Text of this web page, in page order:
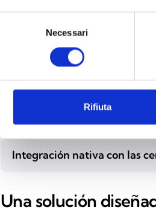
Necessari
Rifiuta
Posibilidad de conectar
Instalación rápida en un riel
Integración nativa con las
Una solución